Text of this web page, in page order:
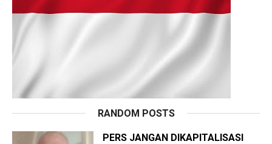
RANDOM POSTS
PERS JANGAN DIKAPITALISASI